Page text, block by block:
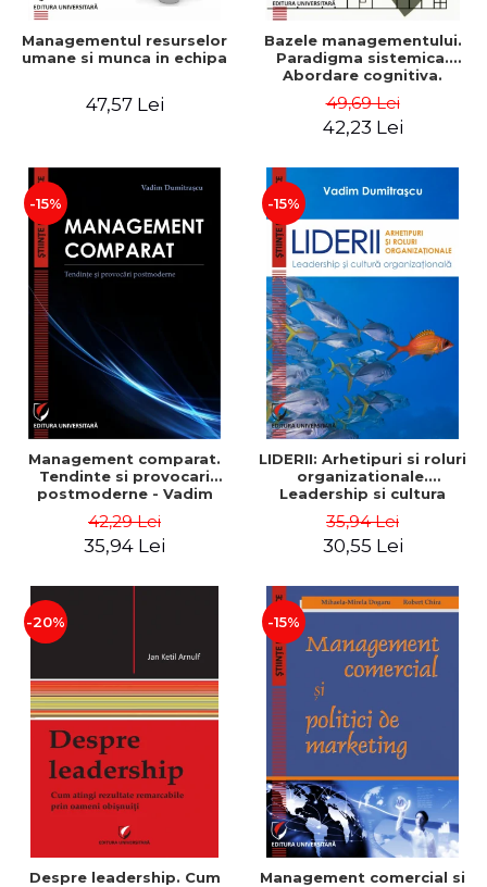
Managementul resurselor
umane si munca in echipa
47,57 Lei
Bazele managementului.
Paradigma sistemica.
Abordare cognitiva.
comportamentala - Vadim
Dumitrascu
49,69 Lei
42,23 Lei
-15%
Management comparat.
Tendinte si provocari
postmoderne - Vadim
42,29 Lei
35,94 Lei
-15%
LIDERII: Arhetipuri si roluri
organizationale.
Leadership si cultura
Dumitrascu
35,94 Lei
30,55 Lei
-20%
Despre leadership. Cum
-15%
Management comercial si